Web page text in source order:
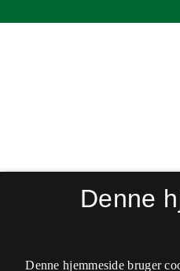
Denne
Denne hjemmeside bruger